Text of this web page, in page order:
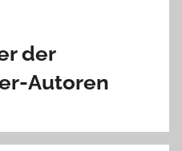
der
Autoren